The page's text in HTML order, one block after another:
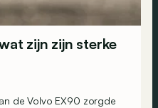
zijn zijn sterke
de Volvo EX90 zorgde